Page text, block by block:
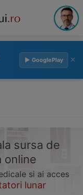
▶ GooglePlay ×
sursa de
online
si ai acces
lunar